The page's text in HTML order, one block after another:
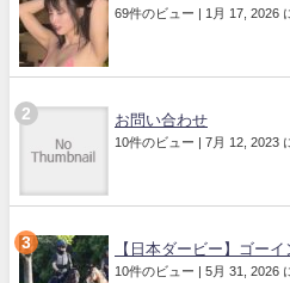
69件のビュー | 1月 17, 2026
お問い合わせ
10件のビュー | 7月 12, 2023
【日本ダービー】ゴー
10件のビュー | 5月 31, 2026